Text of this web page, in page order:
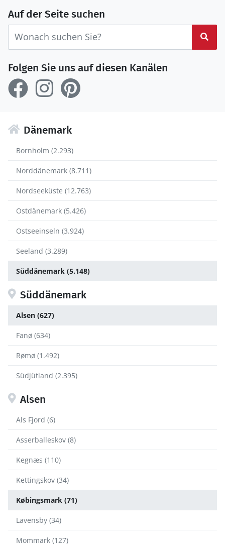
Auf der Seite suchen
Folgen Sie uns auf diesen Kanälen
Dänemark
Bornholm (2.293)
Norddänemark (8.711)
Nordseeküste (12.763)
Ostdänemark (5.426)
Ostseeinseln (3.924)
Seeland (3.289)
Süddänemark (5.148)
Süddänemark
Alsen (627)
Fanø (634)
Rømø (1.492)
Südjütland (2.395)
Alsen
Als Fjord (6)
Asserballeskov (8)
Kegnæs (110)
Kettingskov (34)
Købingsmark (71)
Lavensby (34)
Mommark (127)